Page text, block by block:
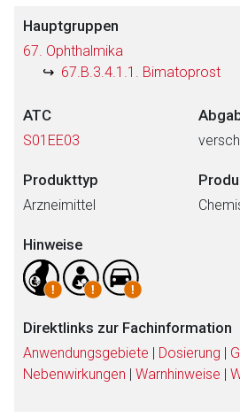
Hauptgruppen
67. Ophthalmika
67.B.3.4.1.1. Bimatoprost
ATC
S01EE03
Produkttyp
Arzneimittel
Hinweise
Direktlinks zur Fachinformation
Anwendungsgebiete | Dosierung |
Nebenwirkungen | Warnhinweise |